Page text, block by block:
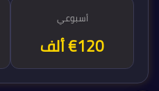
أسبوعي
€120 ألف